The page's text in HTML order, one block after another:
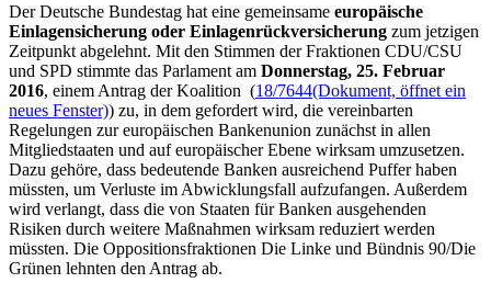
Der Deutsche Bundestag hat eine gemeinsame europäische
Einlagensicherung oder Einlagenrückversicherung zum jetzigen
Zeitpunkt abgelehnt. Mit den Stimmen der Fraktionen CDU/CSU
und SPD stimmte das Parlament am Donnerstag, 25. Februar
2016, einem Antrag der Koalition (18/7644(Dokument, öffnet ein
neues Fenster)) zu, in dem gefordert wird, die vereinbarten
Regelungen zur europäischen Bankenunion zunächst in allen
Mitgliedstaaten und auf europäischer Ebene wirksam umzusetzen.
Dazu gehöre, dass bedeutende Banken ausreichend Puffer haben
müssten, um Verluste im Abwicklungsfall aufzufangen. Außerdem
wird verlangt, dass die von Staaten für Banken ausgehenden
Risiken durch weitere Maßnahmen wirksam reduziert werden
müssten. Die Oppositionsfraktionen Die Linke und Bündnis 90/Die
Grünen lehnten den Antrag ab.